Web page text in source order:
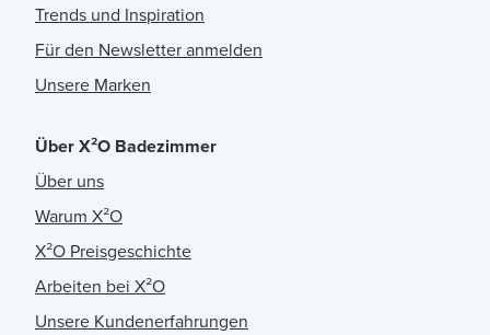
Trends und Inspiration
Für den Newsletter anmelden
Unsere Marken
Über X²O Badezimmer
Über uns
Warum X²O
X²O Preisgeschichte
Arbeiten bei X²O
Unsere Kundenerfahrungen